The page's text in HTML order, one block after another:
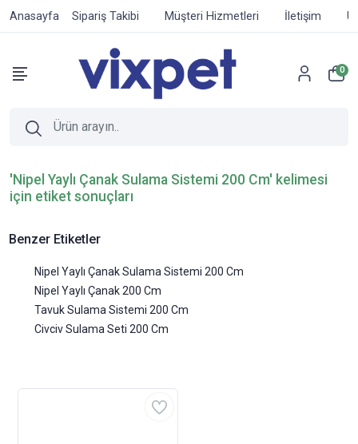
Anasayfa Sipariş Takibi Müşteri Hizmetleri İletişim
0
'Nipel Yaylı Çanak Sulama Sistemi 200 Cm' kelimesi
için etiket sonuçları
Benzer Etiketler
Nipel Yaylı Çanak Sulama Sistemi 200 Cm
Nipel Yaylı Çanak 200 Cm
Tavuk Sulama Sistemi 200 Cm
Civciv Sulama Seti 200 Cm